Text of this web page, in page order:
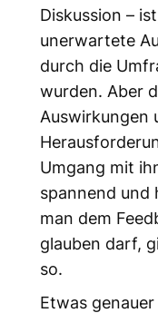
Diskussion –
unerwartete
durch die
wurden. Aber
Auswirkungen
Umgang mit
spannend und
man dem
glauben darf,
so.
Etwas